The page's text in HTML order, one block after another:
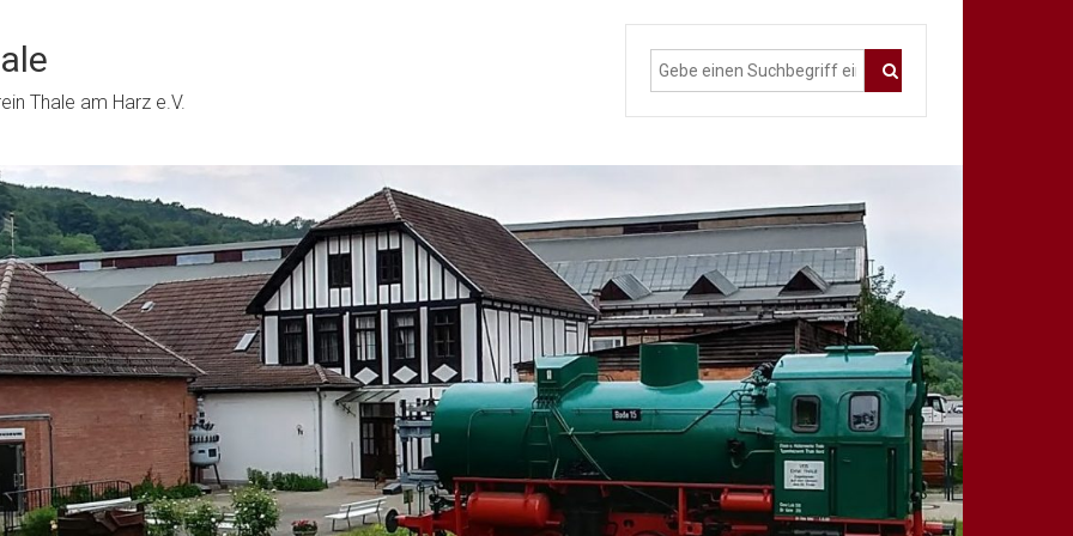
Thale am Harz e.V.